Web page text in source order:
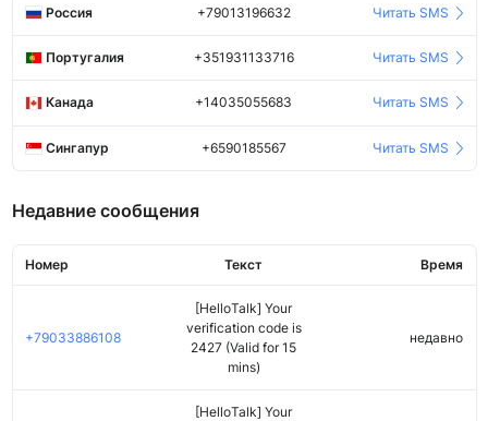
Россия +79013196632 Читать SMS
Португалия +351931133716 Читать SMS
Канада +14035055683 Читать SMS
Сингапур +6590185567 Читать SMS
Недавние сообщения
Номер Текст Время
+79033886108
[HelloTalk] Your
verification code is
2427 (Valid for 15
mins)
недавно
[HelloTalk] Your